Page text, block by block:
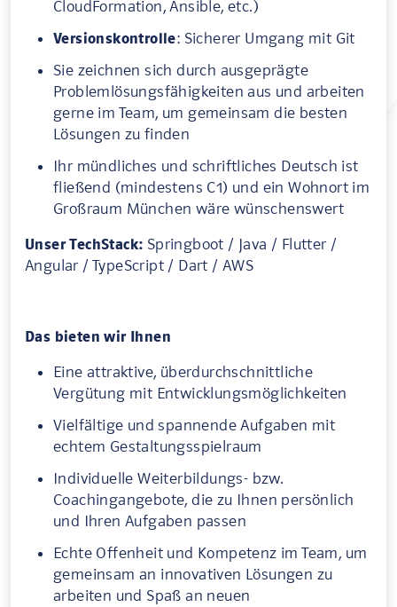
CloudFormation, Ansible, etc.)
Versionskontrolle: Sicherer Umgang mit Git
Sie zeichnen sich durch ausgeprägte
Problemlösungsfähigkeiten aus und arbeiten
gerne im Team, um gemeinsam die besten
Lösungen zu finden
Ihr mündliches und schriftliches Deutsch ist
fließend (mindestens C1) und ein Wohnort im
Großraum München wäre wünschenswert
Unser TechStack: Springboot / Java / Flutter /
Angular / TypeScript / Dart / AWS
Das bieten wir Ihnen
Eine attraktive, überdurchschnittliche
Vergütung mit Entwicklungsmöglichkeiten
Vielfältige und spannende Aufgaben mit
echtem Gestaltungsspielraum
Individuelle Weiterbildungs- bzw.
Coachingangebote, die zu Ihnen persönlich
und Ihren Aufgaben passen
Echte Offenheit und Kompetenz im Team, um
gemeinsam an innovativen Lösungen zu
arbeiten und Spaß an neuen